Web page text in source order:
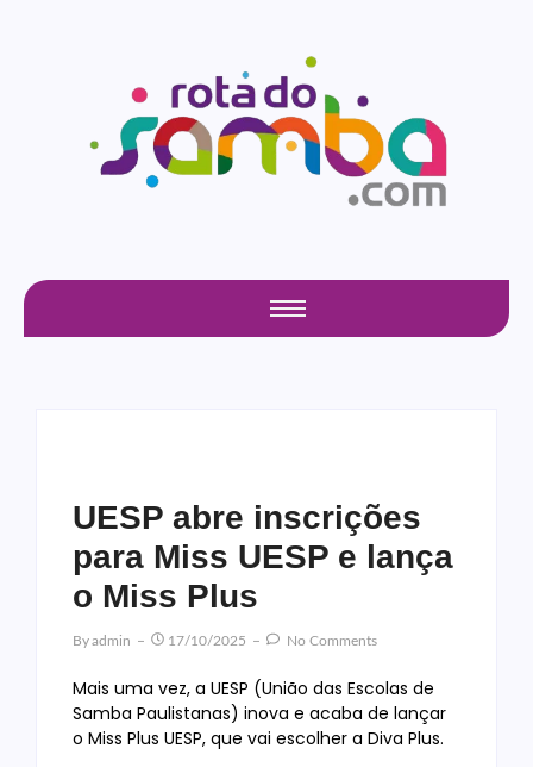
UESP abre inscrições
para Miss UESP e lança
o Miss Plus
ByAdmin 17/10/2025 No Comments
Mais uma vez, a UESP (União das Escolas de
Samba Paulistanas) inova e acaba de lançar
o Miss Plus UESP, que vai escolher a Diva Plus.